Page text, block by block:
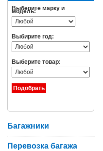
Выберите марку и
модель:
Выбирите год:
Выберите товар:
Багажники
Перевозка багажа